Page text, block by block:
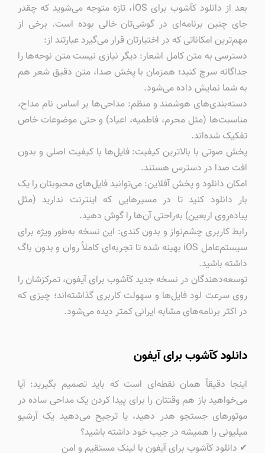
بعد از دانلود کآشوب برای iOS، تازه متوجه می‌شوید که چقدر
جای چنین برنامه‌ای در گوشی‌تان خالی بوده است. برخی از
مهم‌ترین امکاناتی که در اختیارتان قرار می‌گیرد عبارتند از:
دسترسی به متن کامل اشعار: دیگر نیازی نیست متن نوحه‌ها را
جداگانه سرچ کنید؛ همزمان با پخش صدا، متن دقیق شعر هم
به شما نمایش داده می‌شود.
دسته‌بندی‌های هوشمند و منظم: مداحی‌ها بر اساس نام مداح،
مناسبت‌ها (مثل محرم، فاطمیه، اعیاد) و حتی موضوعات خاص
تفکیک شده‌اند.
پخش صوتی با بالاترین کیفیت: فایل‌ها با کیفیت اصلی و بدون
افت صدا در دسترس هستند.
امکان دانلود و پخش آفلاین: می‌توانید فایل‌های محبوبتان را یک
بار دانلود کنید تا در مسیرهایی که اینترنت ندارید (مثل
پیاده‌روی اربعین) به‌راحتی آن‌ها را گوش دهید.
رابط کاربری چشم‌نواز و بدون کندی: این نسخه به‌طور ویژه برای
سیستم‌عامل iOS بهینه شده تا تجربه‌ای کاملاً روان و بدون باگ
داشته باشید.
توسعه‌دهندگان در نسخه جدید کآشوب برای آیفون، تمرکزشان را
روی سرعت لود فایل‌ها و سهولت کاربری گذاشته‌اند؛ چیزی که
در اکثر برنامه‌های مشابه ایرانی کمتر دیده می‌شود.
دانلود کآشوب برای آیفون
اینجا دقیقاً همان نقطه‌ای است که باید تصمیم بگیرید: آیا
می‌خواهید باز هم وقتتان را برای پیدا کردن یک مداحی ساده در
موتورهای جستجو هدر دهید، یا ترجیح می‌دهید یک آرشیو
میلیونی را همیشه در جیب خود داشته باشید؟
✔ دانلود کآشوب برای آیفون با لینک مستقیم و امن